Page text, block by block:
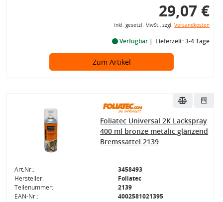
29,07 €
inkl. gesetzl. MwSt., zzgl. Versandkosten
Verfügbar Lieferzeit: 3-4 Tage
Zum Artikel
Foliatec Universal 2K Lackspray
400 ml bronze metalic glänzend
Bremssattel 2139
Art.Nr.:
3458493
Hersteller:
Foliatec
Teilenummer:
2139
EAN-Nr.:
4002581021395